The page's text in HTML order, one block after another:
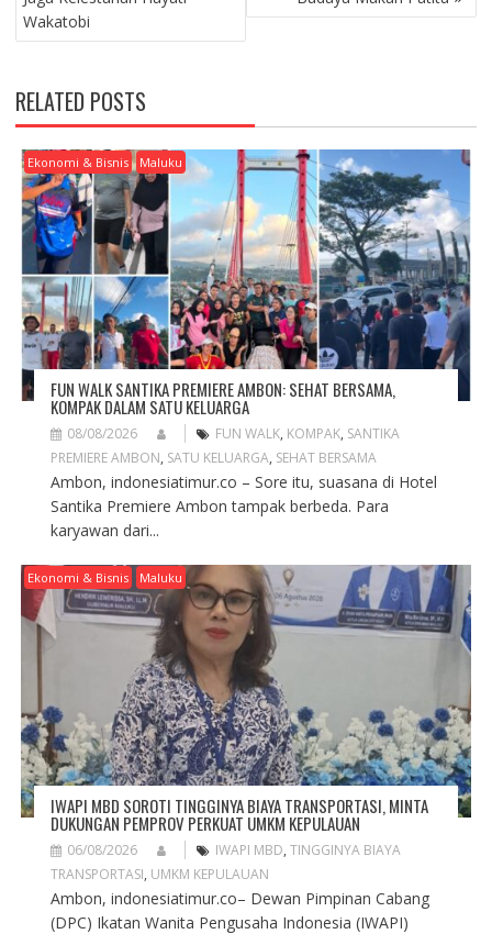
S
T
A
V
I
G
A
T
N
Wakatobi
RELATED POSTS
Ekonomi & Bisnis Maluku
FUN WALK SANTIKA PREMIERE AMBON: SEHAT BERSAMA,
KOMPAK DALAM SATU KELUARGA
08/08/2026 FUN WALK, KOMPAK, SANTIKA
PREMIERE AMBON, SATU KELUARGA, SEHAT BERSAMA
Ambon, indonesiatimur.co – Sore itu, suasana di Hotel
Santika Premiere Ambon tampak berbeda. Para
karyawan dari...
Ekonomi & Bisnis Maluku
IWAPI MBD SOROTI TINGGINYA BIAYA TRANSPORTASI, MINTA
DUKUNGAN PEMPROV PERKUAT UMKM KEPULAUAN
06/08/2026 IWAPI MBD, TINGGINYA BIAYA
TRANSPORTASI, UMKM KEPULAUAN
Ambon, indonesiatimur.co– Dewan Pimpinan Cabang
(DPC) Ikatan Wanita Pengusaha Indonesia (IWAPI)